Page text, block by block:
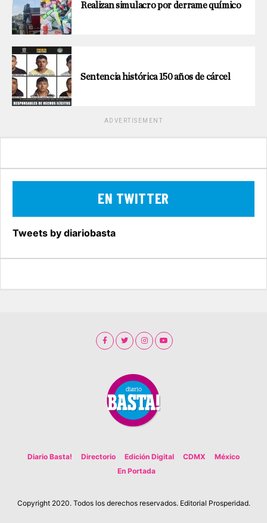
Realizan simulacro por derrame químico
Sentencia histórica 150 años de cárcel
ADVERTISEMENT
EN TWITTER
Tweets by diariobasta
Diario Basta! Directorio Edición Digital CDMX
México
En Portada
Copyright 2020. Todos los derechos reservados. Editorial Prosperidad.